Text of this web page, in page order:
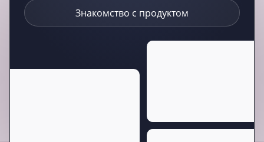
Знакомство с продуктом